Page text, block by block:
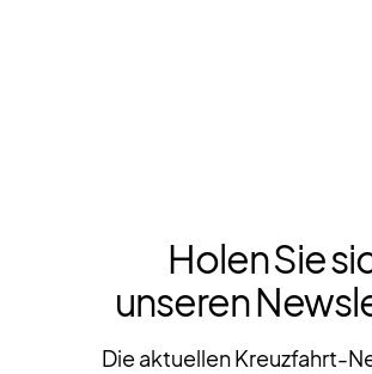
Holen Sie
unseren
Die aktuellen Kreuzfahrt-